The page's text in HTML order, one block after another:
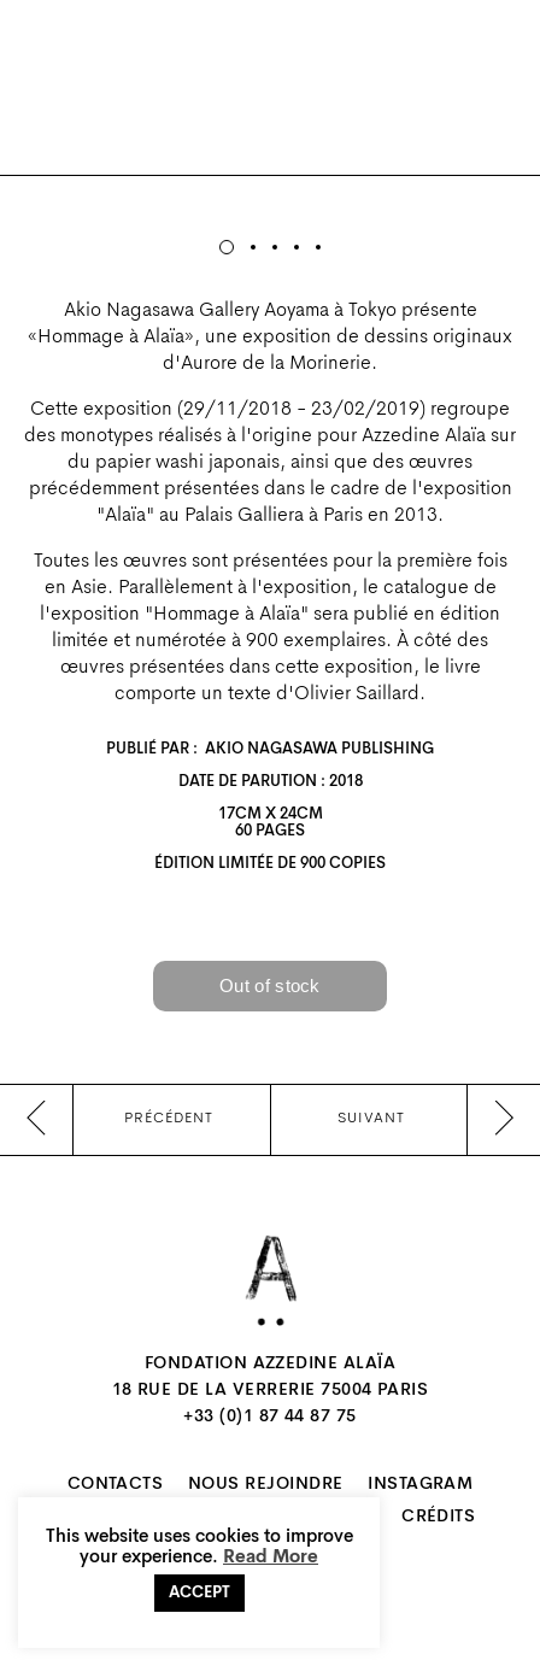
Akio Nagasawa Gallery Aoyama à Tokyo présente
«Hommage à Alaïa», une exposition de dessins originaux
d'Aurore de la Morinerie.
Cette exposition (29/11/2018 - 23/02/2019) regroupe
des monotypes réalisés à l'origine pour Azzedine Alaïa sur
du papier washi japonais, ainsi que des œuvres
précédemment présentées dans le cadre de l'exposition
"Alaïa" au Palais Galliera à Paris en 2013.
Toutes les œuvres sont présentées pour la première fois
en Asie. Parallèlement à l'exposition, le catalogue de
l'exposition "Hommage à Alaïa" sera publié en édition
limitée et numérotée à 900 exemplaires. À côté des
œuvres présentées dans cette exposition, le livre
comporte un texte d'Olivier Saillard.
PUBLIÉ PAR : AKIO NAGASAWA PUBLISHING
DATE DE PARUTION : 2018
17CM X 24CM
60 PAGES
ÉDITION LIMITÉE DE 900 COPIES
PRÉCÉDENT SUIVANT
FONDATION AZZEDINE ALAÏA
18 RUE DE LA VERRERIE 75004 PARIS
+33 (0)1 87 44 87 75
CONTACTS NOUS REJOINDRE
INSTAGRAM
CRÉDITS
FR
EN
This website uses cookies to improve
your experience. Read More
ACCEPT